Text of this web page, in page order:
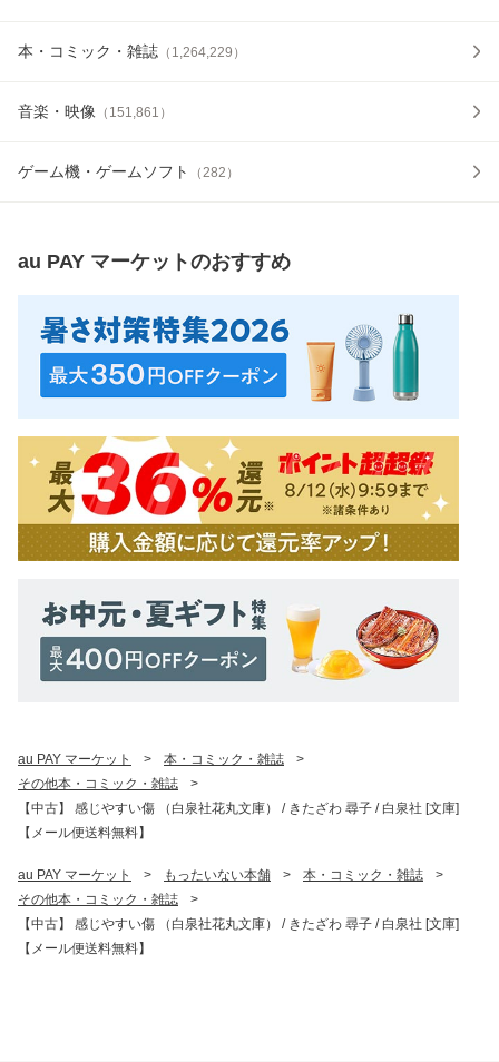
本・コミック・雑誌 （ 1,264,229 ）
音楽・映像 （ 151,861 ）
ゲーム機・ゲームソフト （282 ）
au PAY マーケットのおすすめ
au PAY マーケット > 本・コミック・雑誌
>
その他本・コミック・雑誌
>
【中古】 感じやすい傷 （白泉社花丸文庫） / きたざわ 尋子 / 白泉社 [文庫]
【メール便送料無料】
au PAY マーケット > もったいない本舗 > 本・コミック・雑誌
>
その他本・コミック・雑誌
>
【中古】 感じやすい傷 （白泉社花丸文庫） / きたざわ 尋子 / 白泉社 [文庫]
【メール便送料無料】